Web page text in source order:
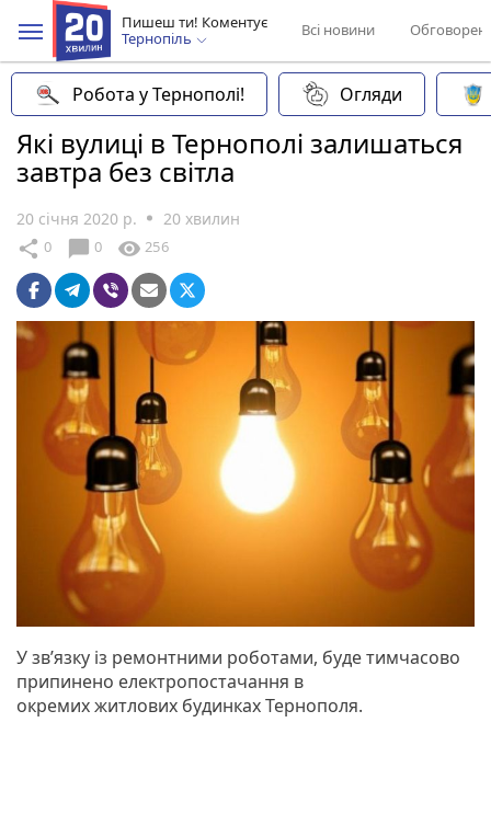
Пишеш ти! Коментує
Тернопіль
Всі новини
Робота у Тернополі! Огляди
Які вулиці в Тернополі залишаться
завтра без світла
20 січня 2020 р. 20 хвилин
share 0 chat_bubble 0 visibility 256
У зв’язку із ремонтними роботами, буде тимчасово
припинено електропостачання в
окремих житлових будинках Тернополя.